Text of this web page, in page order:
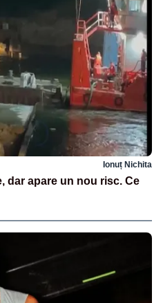
Ionuț Nichita
dar apare un nou risc. Ce